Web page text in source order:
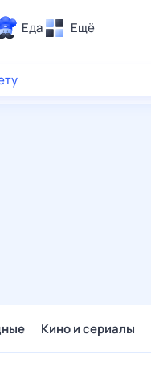
Еда Ещё
Кино и сериалы